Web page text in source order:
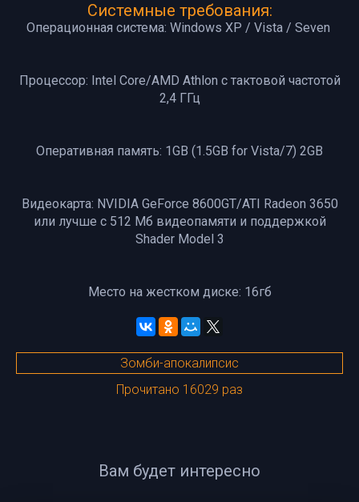
Системные требования:
Операционная система: Windows XP / Vista / Seven
Процессор: Intel Core/AMD Athlon с тактовой частотой
2,4 ГГц
Оперативная память: 1GB (1.5GB for Vista/7) 2GB
Видеокарта: NVIDIA GeForce 8600GT/ATI Radeon 3650
или лучше с 512 Мб видеопамяти и поддержкой
Shader Model 3
Место на жестком диске: 16гб
Зомби-апокалипсис
Прочитано 16029 раз
Вам будет интересно